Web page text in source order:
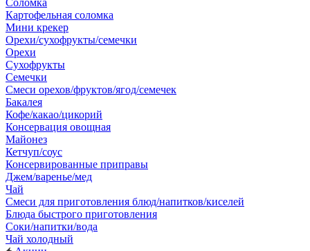
Соломка
Картофельная соломка
Мини крекер
Орехи/сухофрукты/семечки
Орехи
Сухофрукты
Семечки
Смеси орехов/фруктов/ягод/семечек
Бакалея
Кофе/какао/цикорий
Консервация овощная
Майонез
Кетчуп/соус
Консервированные приправы
Джем/варенье/мед
Чай
Смеси для приготовления блюд/напитков/киселей
Блюда быстрого приготовления
Соки/напитки/вода
Чай холодный